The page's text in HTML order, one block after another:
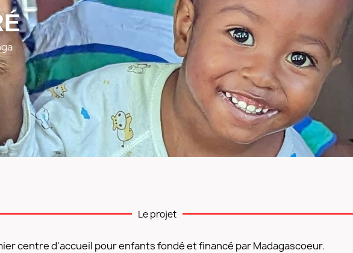
Le projet
centre d'accueil pour enfants fondé et financé par Madagascoeur.